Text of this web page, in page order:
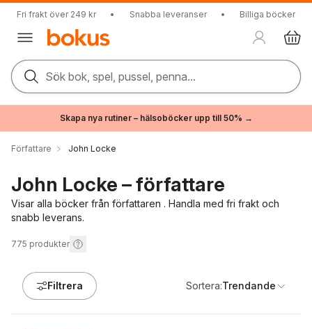
Fri frakt över 249 kr • Snabba leveranser • Billiga böcker
Sök bok, spel, pussel, penna...
Skapa nya rutiner – hälsoböcker upp till 50% →
Författare John Locke
John Locke – författare
Visar alla böcker från författaren . Handla med fri frakt och
snabb leverans.
775 produkter
Filtrera Sortera:Trendande